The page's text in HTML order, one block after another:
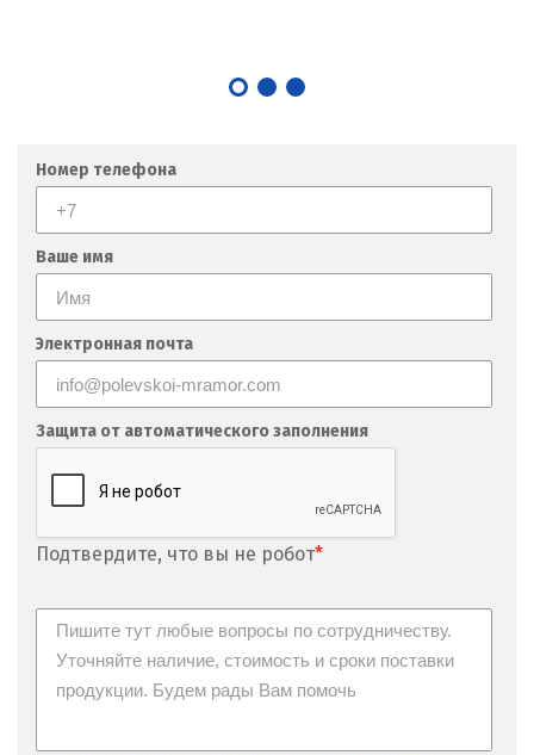
Набарежные Челны
Невьянск
Нефтеюганск
Нижневартовск
Нижний Новгород
Новгород
Новокоалиновый
Новокузнецк
Новороссийск
Номер телефона
Ваше имя
Электронная почта
Защита от автоматического заполнения
Подтвердите, что вы не робот*